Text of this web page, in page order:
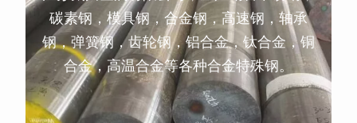
碳素钢，模具钢，合金钢，高速钢，轴承
钢，弹簧钢，齿轮钢，铝合金，钛合金，铜
合金，高温合金等各种合金特殊钢。